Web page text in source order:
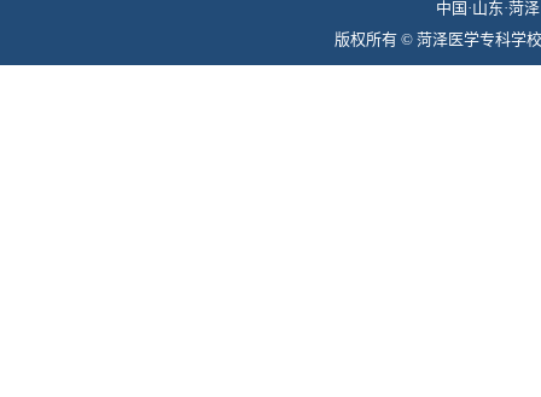
中国·山东·菏
版权所有 © 菏泽医学专科学